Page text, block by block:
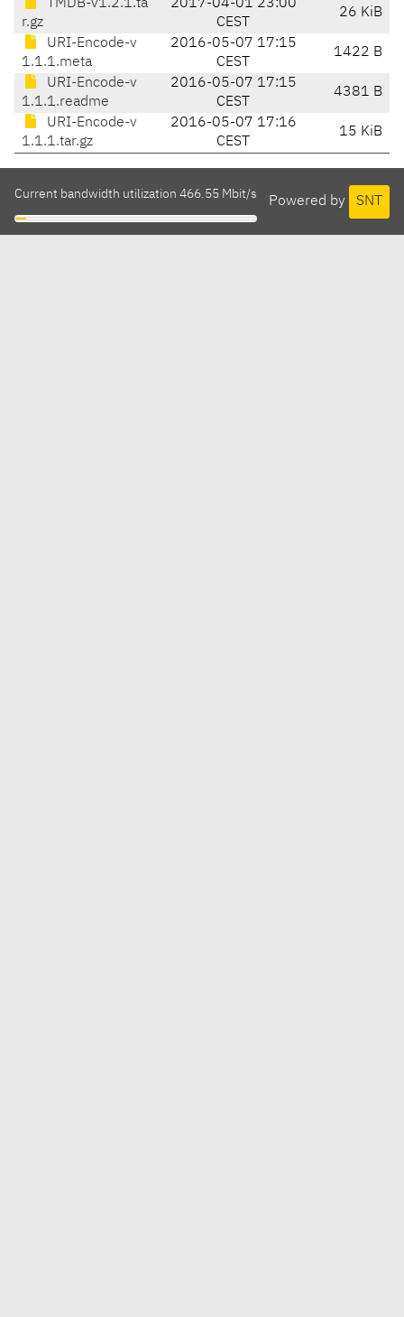
TMDB-v1.2.1.ta
r.gz
2017-04-01 23:00
CEST
26 KiB
URI-Encode-v
1.1.1.meta
2016-05-07 17:15
CEST
1422 B
URI-Encode-v
1.1.1.readme
2016-05-07 17:15
CEST
4381 B
URI-Encode-v
1.1.1.tar.gz
2016-05-07 17:16
CEST
15 KiB
Powered by SNT
Current bandwidth utilization 466.55 Mbit/s